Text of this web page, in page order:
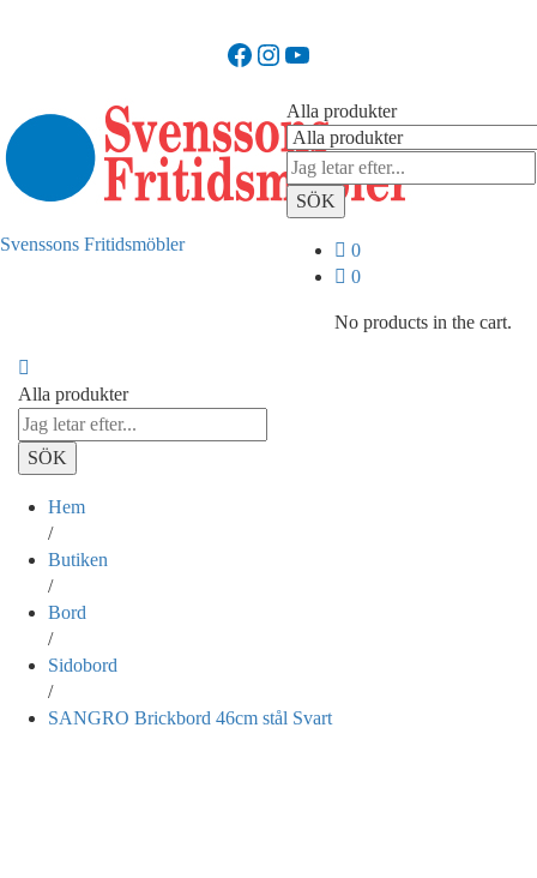
Facebook
Instagram
YouTube
Svenssons Fritidsmöbler
Alla produkter
SÖK
0
0
No products in the cart.
Alla produkter
SÖK
Hem
/
Butiken
/
Bord
/
Sidobord
/
SANGRO Brickbord 46cm stål Svart